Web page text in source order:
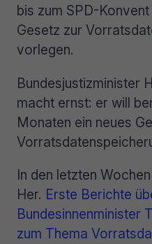
bis zum SPD-
Gesetz zur
vorlegen.
Bundesjustizminister
macht ernst: er will
Monaten ein neues
In den letzten
Her. Erste Berichte
Bundesinnenminister
zum Thema